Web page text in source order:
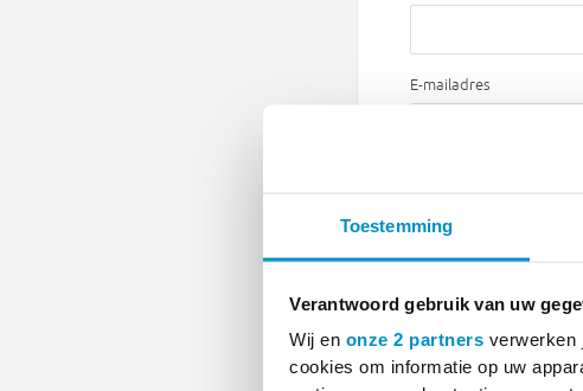
Toestemming
Verantwoord gebruik van uw
Wij en onze 2 partners verwerken
cookies om informatie op uw
E-mailadres
Afleveradres
Praktijknaam